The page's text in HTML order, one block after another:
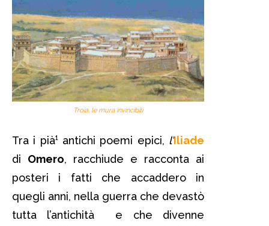
Troia, le mura invincibili
Tra i pià¹ antichi poemi epici, l’Iliade
di Omero, racchiude e racconta ai
posteri i fatti che accaddero in
quegli anni, nella guerra che devastò
tutta l’antichità e che divenne